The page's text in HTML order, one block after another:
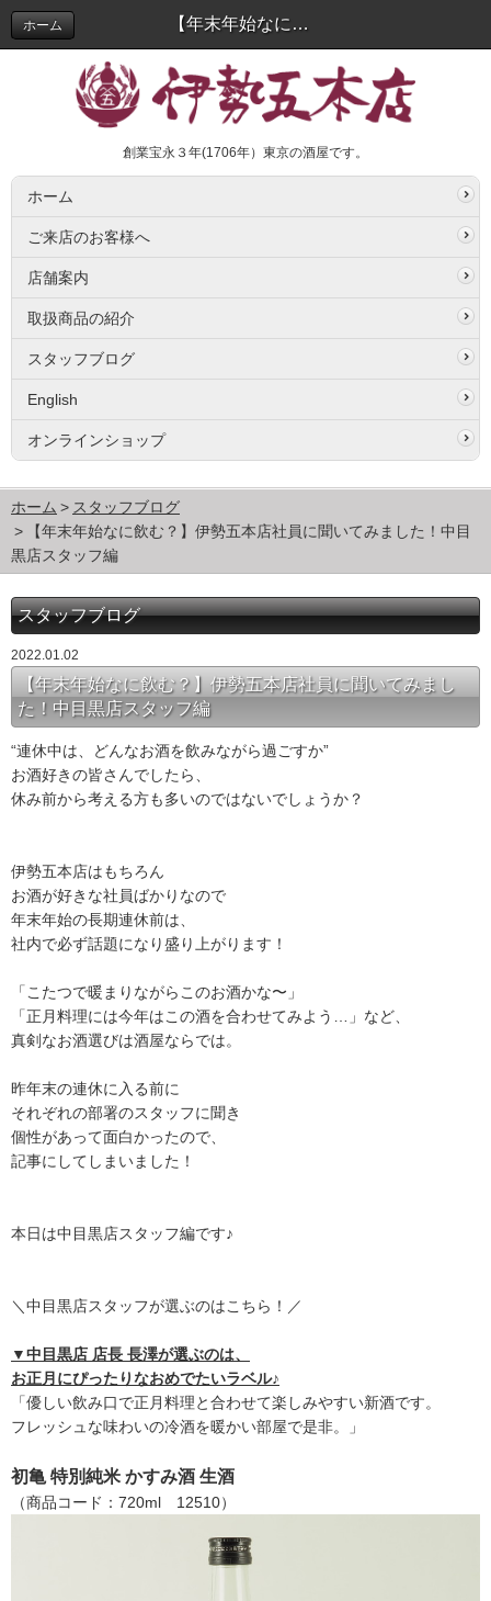
【年末年始なに飲む？】伊勢五本店社員に聞いてみました！中目黒店スタッフ編 | スタッフブログ
ホーム
創業宝永３年(1706年）東京の酒屋です。
ホーム
ご来店のお客様へ
店舗案内
取扱商品の紹介
スタッフブログ
English
オンラインショップ
ホーム
スタッフブログ
【年末年始なに飲む？】伊勢五本店社員に聞いてみました！中目
黒店スタッフ編
スタッフブログ
2022.01.02
【年末年始なに飲む？】伊勢五本店社員に聞いてみまし
た！中目黒店スタッフ編
“連休中は、どんなお酒を飲みながら過ごすか”
お酒好きの皆さんでしたら、
休み前から考える方も多いのではないでしょうか？
伊勢五本店はもちろん
お酒が好きな社員ばかりなので
年末年始の長期連休前は、
社内で必ず話題になり盛り上がります！
「こたつで暖まりながらこのお酒かな〜」
「正月料理には今年はこの酒を合わせてみよう…」など、
真剣なお酒選びは酒屋ならでは。
昨年末の連休に入る前に
それぞれの部署のスタッフに聞き
個性があって面白かったので、
記事にしてしまいました！
本日は中目黒店スタッフ編です♪
＼中目黒店スタッフが選ぶのはこちら！／
▼中目黒店 店長 長澤が選ぶのは、
お正月にぴったりなおめでたいラベル♪
「優しい飲み口で正月料理と合わせて楽しみやすい新酒です。
フレッシュな味わいの冷酒を暖かい部屋で是非。」
初亀 特別純米 かすみ酒 生酒
（商品コード：720ml 12510）